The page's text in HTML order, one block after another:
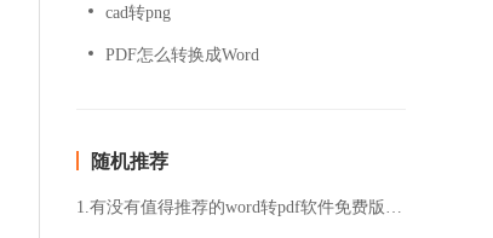
cad转png
PDF怎么转换成Word
随机推荐
1.有没有值得推荐的word转pdf软件免费版？操作步骤详解